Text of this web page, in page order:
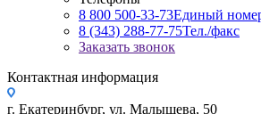
8 800 500-33-73Единый
8 (343) 288-77-75Тел./факс
Заказать звонок
Контактная информация
г. Екатеринбург, ул. Малышева, 50